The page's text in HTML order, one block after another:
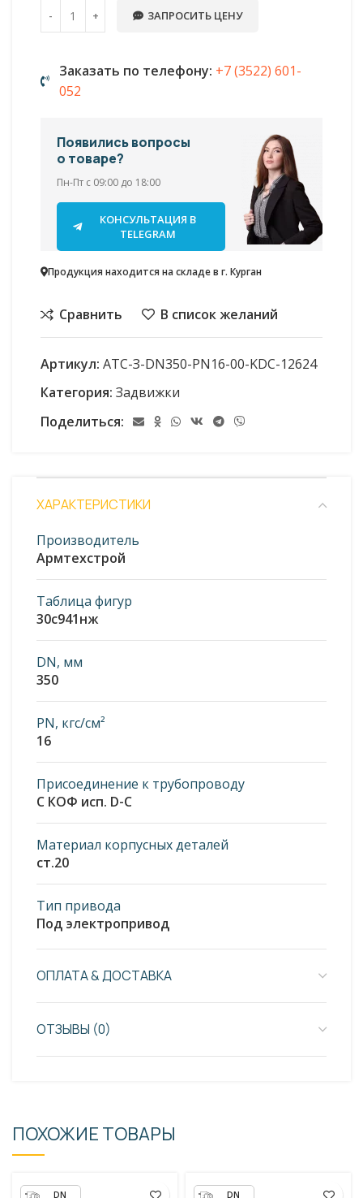
ЗАПРОСИТЬ ЦЕНУ
Заказать по телефону: +7 (3522) 601-
052
Появились вопросы
о товаре?
Пн-Пт с 09:00 до 18:00
КОНСУЛЬТАЦИЯ В
TELEGRAM
Продукция находится на складе в г. Курган
Сравнить В список желаний
Артикул: АТС-З-DN350-PN16-00-KDC-12624
Категория: Задвижки
Поделиться:
ХАРАКТЕРИСТИКИ
Производитель
Армтехстрой
Таблица фигур
30с941нж
DN, мм
350
PN, кгс/см²
16
Присоединение к трубопроводу
С КОФ исп. D-C
Материал корпусных деталей
ст.20
Тип привода
Под электропривод
ОПЛАТА & ДОСТАВКА
ОТЗЫВЫ (0)
ПОХОЖИЕ ТОВАРЫ